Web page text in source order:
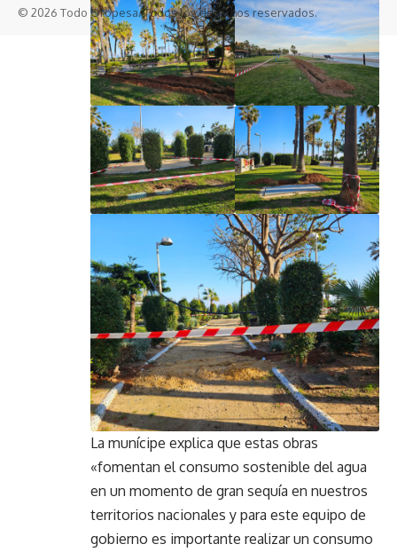
La munícipe explica que estas obras
«fomentan el consumo sostenible del agua
en un momento de gran sequía en nuestros
territorios nacionales y para este equipo de
gobierno es importante realizar un consumo
© 2026 Todo Oropesa. Todos los derechos reservados.